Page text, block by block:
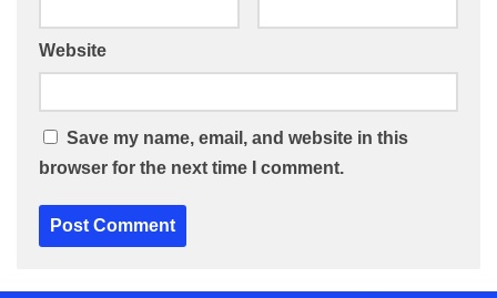
Website
Save my name, email, and website in this
browser for the next time I comment.